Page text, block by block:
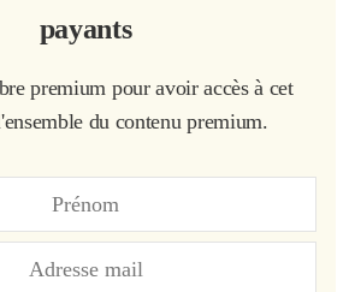
payants
premium pour avoir accès à cet
du contenu premium.